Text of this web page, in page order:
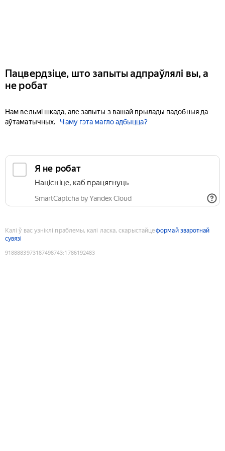
Пацвердзіце, што запыты адпраўлялі вы, а
не робат
Нам вельмі шкада, але запыты з вашай прылады падобныя да
аўтаматычных.
Чаму гэта магло адбыцца?
Я не робат
Націсніце, каб працягнуць
SmartCaptcha by Yandex Cloud
Калі ў вас узніклі праблемы, калі ласка, скарыстайцеформай зваротнай
сувязі
9188883973187498743:1786192483